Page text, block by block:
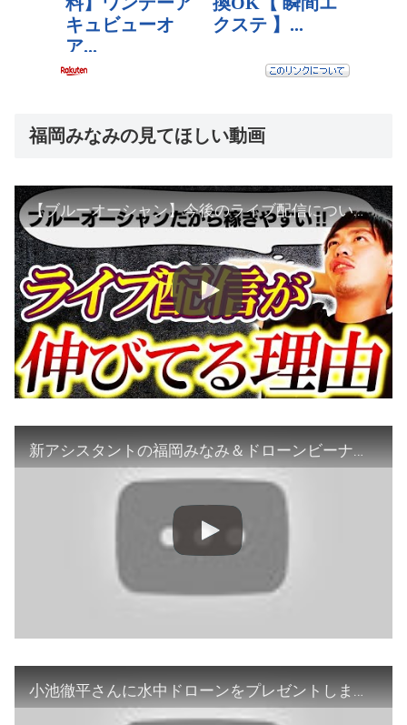
福岡みなみの見てほしい動画
【ブルーオーシャン】今後のライブ配信について語ります。
新アシスタントの福岡みなみ＆ドローンビーナスの石田晴香が登場！２人のドローンの腕前は？？┃SKY FIGHT TV【出演：小池徹平・福岡みなみ・石田晴香】
小池徹平さんに水中ドローンをプレゼントしました！#CHASING DORY┃SKY FIGHT TV【出演：#小池徹平・#福岡みなみ・#石田晴香】